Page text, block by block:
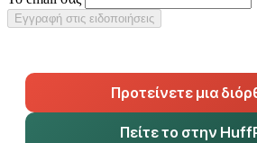
Εγγραφή στις ειδοποιήσεις
Προτείνετε μια
Πείτε το στην